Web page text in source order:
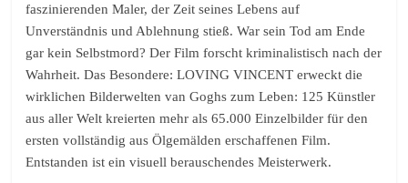
faszinierenden Maler, der Zeit seines Lebens auf
Unverständnis und Ablehnung stieß. War sein Tod am Ende
gar kein Selbstmord? Der Film forscht kriminalistisch nach der
Wahrheit. Das Besondere: LOVING VINCENT erweckt die
wirklichen Bilderwelten van Goghs zum Leben: 125 Künstler
aus aller Welt kreierten mehr als 65.000 Einzelbilder für den
ersten vollständig aus Ölgemälden erschaffenen Film.
Entstanden ist ein visuell berauschendes Meisterwerk.